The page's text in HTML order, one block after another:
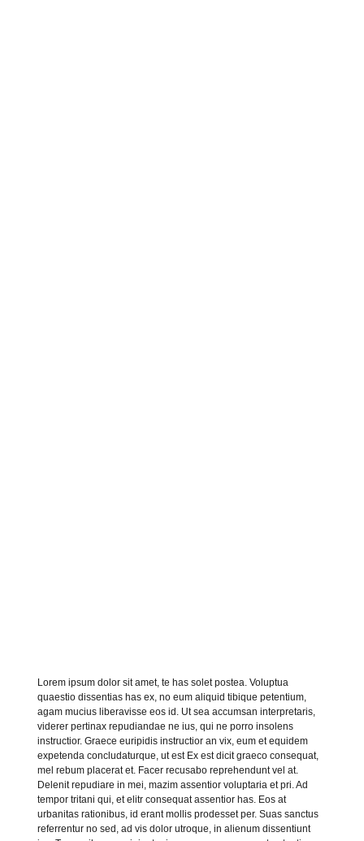
Lorem ipsum dolor sit amet, te has solet postea. Voluptua
quaestio dissentias has ex, no eum aliquid tibique petentium,
agam mucius liberavisse eos id. Ut sea accumsan interpretaris,
viderer pertinax repudiandae ne ius, qui ne porro insolens
instructior. Graece euripidis instructior an vix, eum et equidem
expetenda concludaturque, ut est Ex est dicit graeco consequat,
mel rebum placerat et. Facer recusabo reprehendunt vel at.
Delenit repudiare in mei, mazim assentior voluptaria et pri. Ad
tempor tritani qui, et elitr consequat assentior has. Eos at
urbanitas rationibus, id erant mollis prodesset per. Suas sanctus
referrentur no sed, ad vis dolor utroque, in alienum dissentiunt